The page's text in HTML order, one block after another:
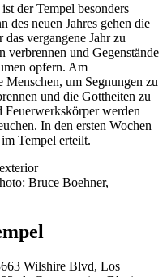
der Tempel besonders
neuen Jahres gehen die
vergangene Jahr zu
verbrennen und Gegenstände
opfern. Am
Menschen, um Segnungen zu
und die Gottheiten zu
Feuerwerkskörper werden
In den ersten Wochen
Tempel erteilt.
Bruce Boehner,
Wilshire Blvd, Los